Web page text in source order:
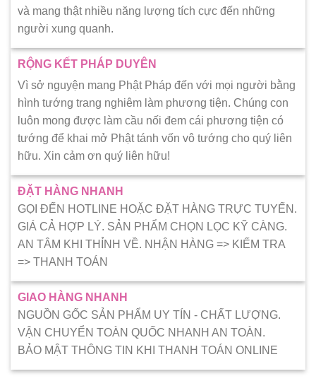
và mang thật nhiều năng lượng tích cực đến những
người xung quanh.
RỘNG KẾT PHÁP DUYÊN
Vì sở nguyện mang Phật Pháp đến với mọi người bằng
hình tướng trang nghiêm làm phương tiện. Chúng con
luôn mong được làm cầu nối đem cái phương tiện có
tướng để khai mở Phật tánh vốn vô tướng cho quý liên
hữu. Xin cảm ơn quý liên hữu!
ĐẶT HÀNG NHANH
GỌI ĐẾN HOTLINE HOẶC ĐẶT HÀNG TRỰC TUYẾN.
GIÁ CẢ HỢP LÝ. SẢN PHẨM CHỌN LỌC KỸ CÀNG.
AN TÂM KHI THỈNH VỀ. NHẬN HÀNG => KIẾM TRA
=> THANH TOÁN
GIAO HÀNG NHANH
NGUỒN GỐC SẢN PHẨM UY TÍN - CHẤT LƯỢNG.
VẬN CHUYỂN TOÀN QUỐC NHANH AN TOÀN.
BẢO MẬT THÔNG TIN KHI THANH TOÁN ONLINE